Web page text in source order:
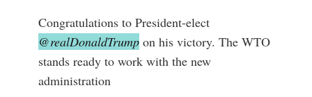
Congratulations to President-elect
@realDonaldTrump on his victory. The WTO
stands ready to work with the new
administration